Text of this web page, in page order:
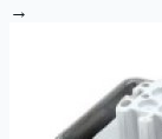
→